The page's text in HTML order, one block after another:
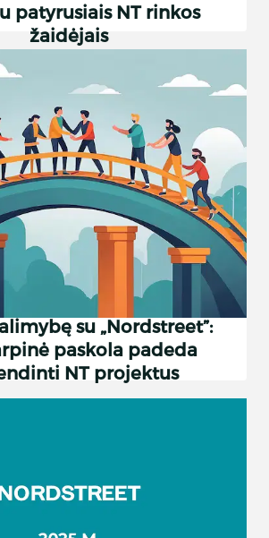
patyrusiais NT rinkos
žaidėjais
su „Nordstreet”:
paskola padeda
NT projektus